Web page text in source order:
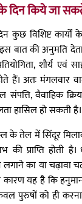
दिन किये जा
कुछ विशिष्ट
बात की अनुमति
शौर्य एवं
हैं। अतः मंगलवार
वैवाहिक
हासिल हो सकती है।
के तेल में सिंदूर
प्राप्ति होती है।
का या चढ़ावा
यह है कि
पुरुषों को ही